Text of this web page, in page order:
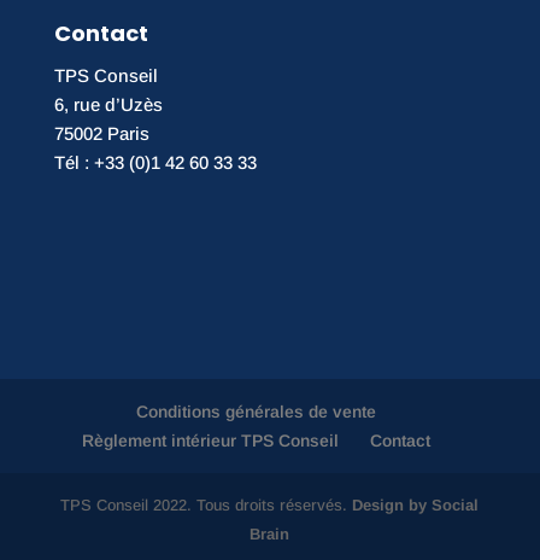
Contact
TPS Conseil
6, rue d’Uzès
75002 Paris
Tél : +33 (0)1 42 60 33 33
Conditions générales de vente
Règlement intérieur TPS Conseil
Contact
TPS Conseil 2022. Tous droits réservés. Design by Social
Brain